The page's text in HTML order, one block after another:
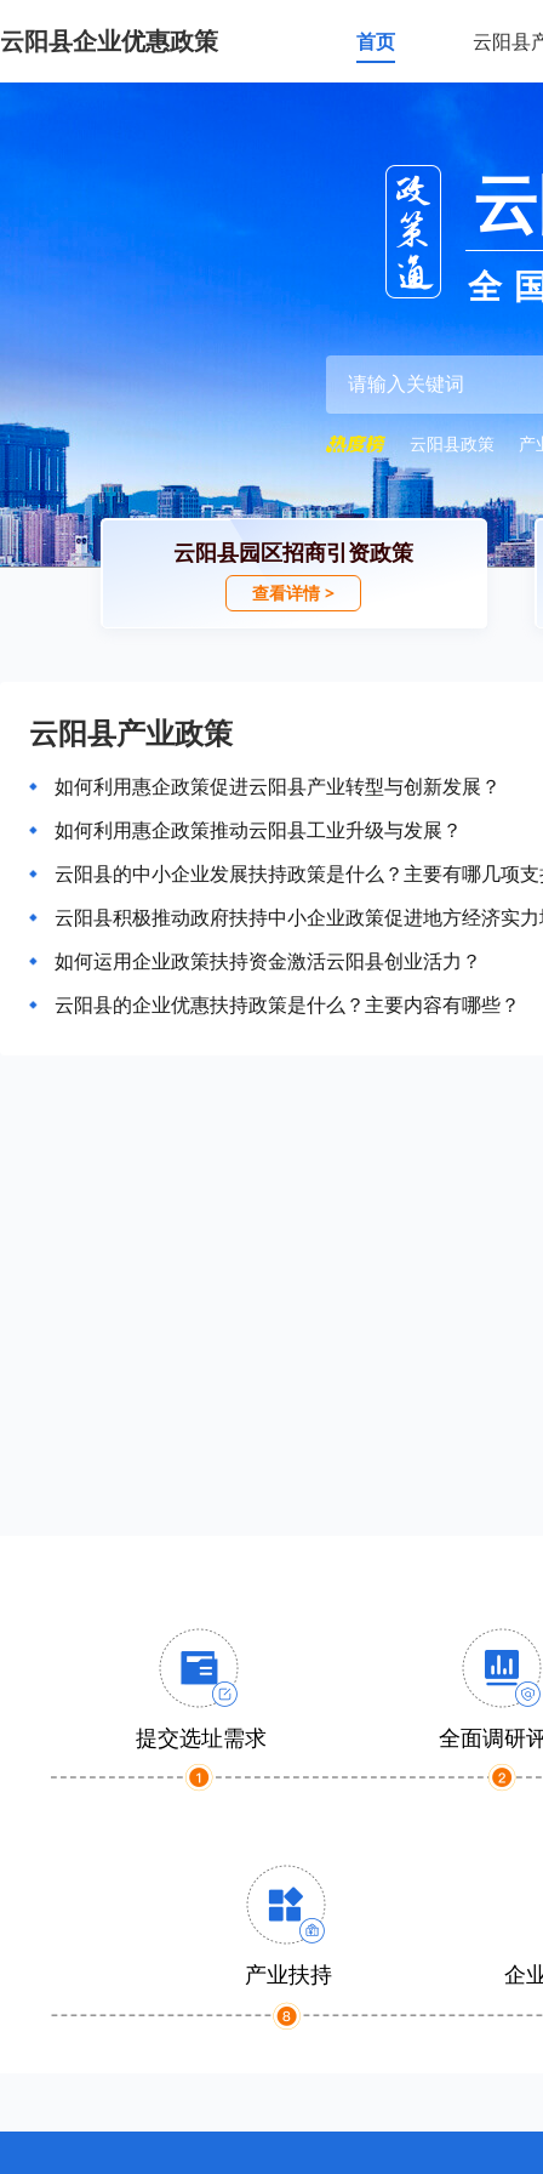
云阳县企业优惠政策 首页 云阳县
全
云阳县政策 产
云阳县园区招商引资政策
查看详情 >
云阳县产业政策
如何利用惠企政策促进云阳县产业转型与创新发展？
如何利用惠企政策推动云阳县工业升级与发展？
云阳县的中小企业发展扶持政策是什么？主要有哪几项
云阳县积极推动政府扶持中小企业政策促进地方经济实
如何运用企业政策扶持资金激活云阳县创业活力？
云阳县的企业优惠扶持政策是什么？主要内容有哪些？
提交选址需求 全面调研
产业扶持 企